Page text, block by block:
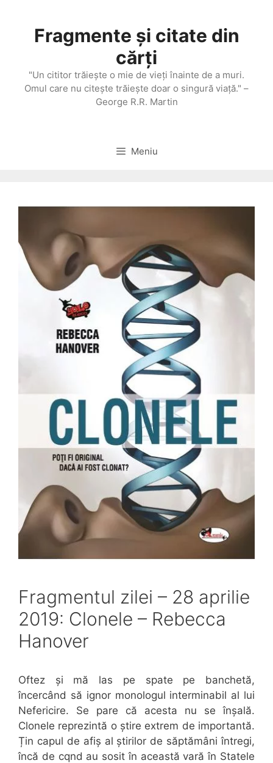
conținutFragmente și citate din
cărți
"Un cititor trăieşte o mie de vieţi înainte de a muri.
Omul care nu citeşte trăieşte doar o singură viaţă." –
George R.R. Martin
Meniu
Fragmentul zilei – 28 aprilie
2019: Clonele – Rebecca
Hanover
Oftez și mă las pe spate pe banchetă,
încercând să ignor monologul interminabil al lui
Nefericire. Se pare că acesta nu se înșală.
Clonele reprezintă o știre extrem de importantă.
Țin capul de afiș al știrilor de săptămâni întregi,
încă de cqnd au sosit în această vară în Statele